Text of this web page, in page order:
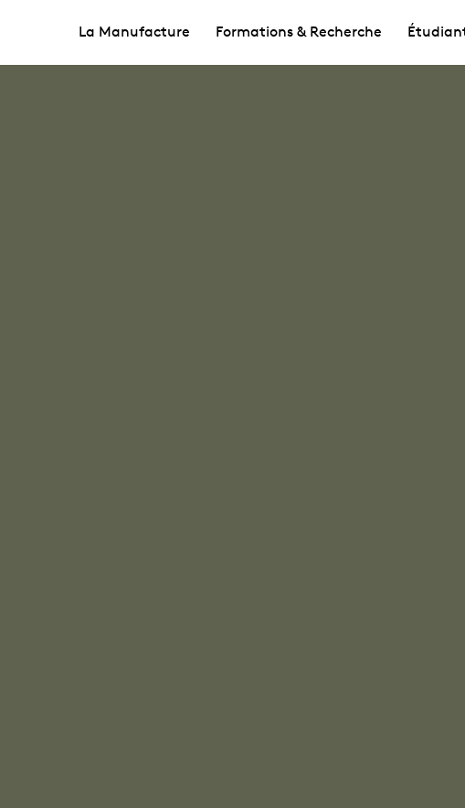
La Manufacture Formations & Recherche